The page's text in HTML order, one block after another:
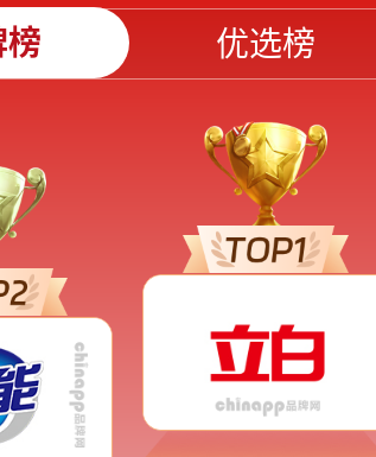
优选榜